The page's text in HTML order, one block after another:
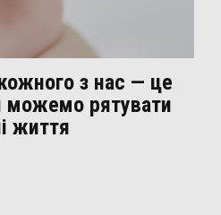
з нас — це
можемо рятувати
життя